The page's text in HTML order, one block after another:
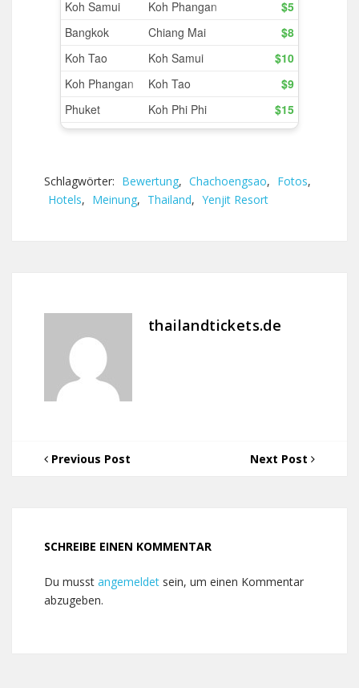
Schlagwörter: Bewertung, Chachoengsao, Fotos,
Hotels, Meinung, Thailand, Yenjit Resort
thailandtickets.de
Previous Post Next Post
SCHREIBE EINEN KOMMENTAR
Du musst angemeldet sein, um einen Kommentar
abzugeben.